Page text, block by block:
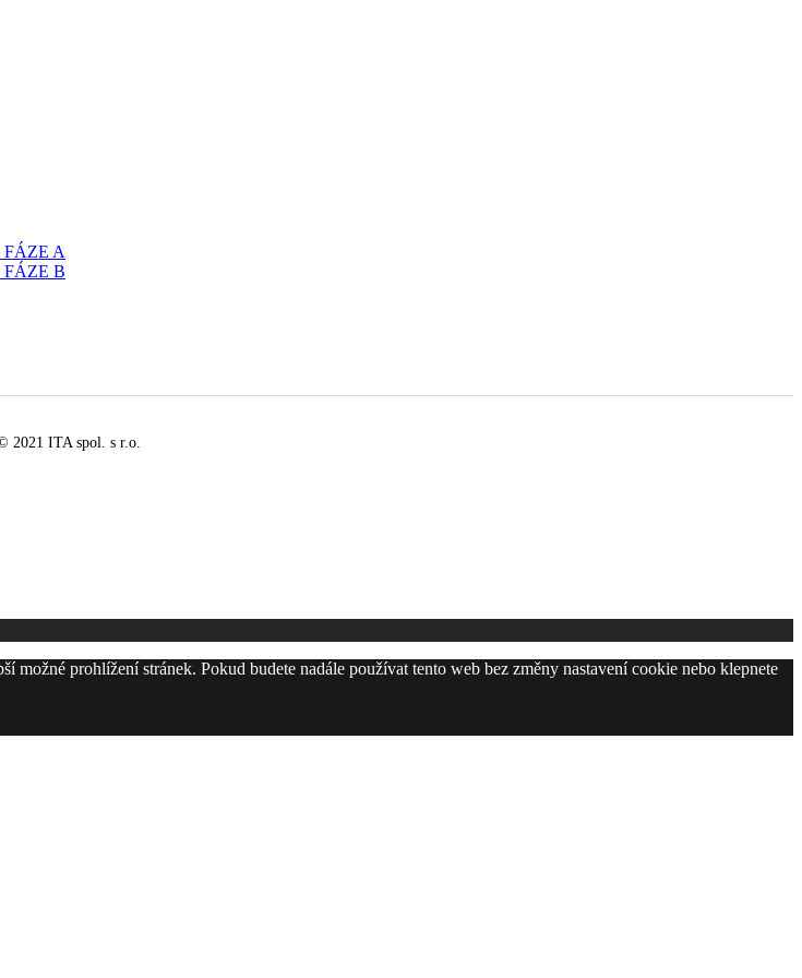
FÁZE A
FÁZE B
2021 ITA spol. s r.o.
prohlížení stránek. Pokud budete nadále používat tento web bez změny nastavení cookie nebo klepnete